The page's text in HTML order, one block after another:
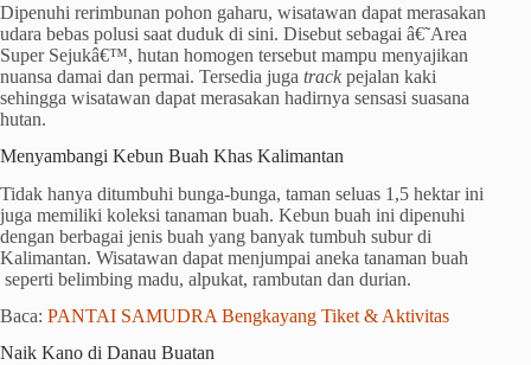
Dipenuhi rerimbunan pohon gaharu, wisatawan dapat merasakan
udara bebas polusi saat duduk di sini. Disebut sebagai â€˜Area
Super Sejukâ€™, hutan homogen tersebut mampu menyajikan
nuansa damai dan permai. Tersedia juga track pejalan kaki
sehingga wisatawan dapat merasakan hadirnya sensasi suasana
hutan.
Menyambangi Kebun Buah Khas Kalimantan
Tidak hanya ditumbuhi bunga-bunga, taman seluas 1,5 hektar ini
juga memiliki koleksi tanaman buah. Kebun buah ini dipenuhi
dengan berbagai jenis buah yang banyak tumbuh subur di
Kalimantan. Wisatawan dapat menjumpai aneka tanaman buah
seperti belimbing madu, alpukat, rambutan dan durian.
Baca: PANTAI SAMUDRA Bengkayang Tiket & Aktivitas
Naik Kano di Danau Buatan